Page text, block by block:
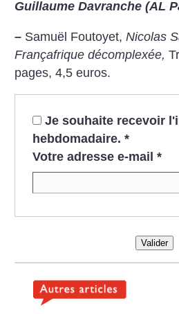
Guillaume Davranche (AL
– Samuël Foutoyet,Nicolas
Françafrique décomplexée,
pages, 4,5 euros.
Je souhaite recevoir
hebdomadaire. *
Votre adresse e-mail *
Valider